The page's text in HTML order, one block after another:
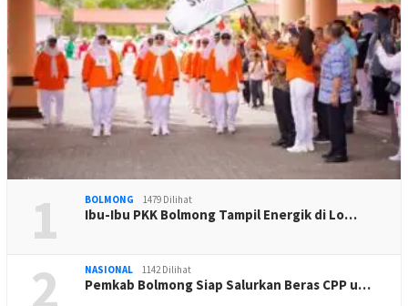
1 BOLMONG 1479 Dilihat
Ibu-Ibu PKK Bolmong Tampil Energik di Lo…
2 NASIONAL 1142 Dilihat
Pemkab Bolmong Siap Salurkan Beras CPP u…